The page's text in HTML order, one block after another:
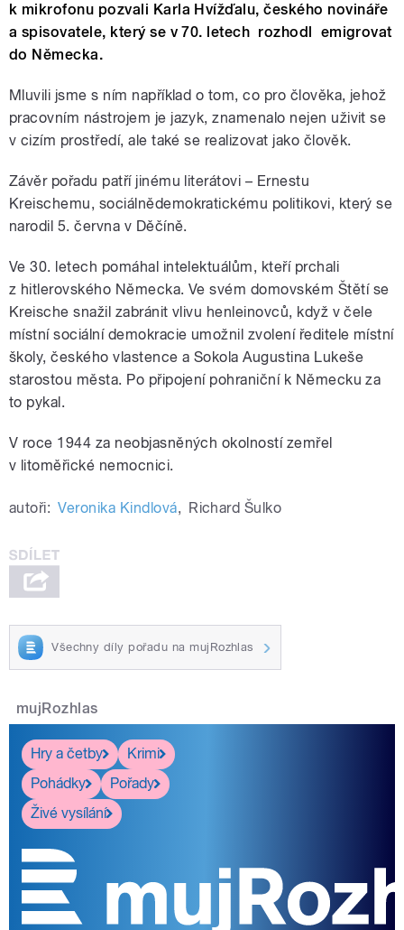
k mikrofonu pozvali Karla Hvížďalu, českého novináře
a spisovatele, který se v 70. letech rozhodl emigrovat
do Německa.
Mluvili jsme s ním například o tom, co pro člověka, jehož
pracovním nástrojem je jazyk, znamenalo nejen uživit se
v cizím prostředí, ale také se realizovat jako člověk.
Závěr pořadu patří jinému literátovi – Ernestu
Kreischemu, sociálnědemokratickému politikovi, který se
narodil 5. června v Děčíně.
Ve 30. letech pomáhal intelektuálům, kteří prchali
z hitlerovského Německa. Ve svém domovském Štětí se
Kreische snažil zabránit vlivu henleinovců, když v čele
místní sociální demokracie umožnil zvolení ředitele místní
školy, českého vlastence a Sokola Augustina Lukeše
starostou města. Po připojení pohraniční k Německu za
to pykal.
V roce 1944 za neobjasněných okolností zemřel
v litoměřické nemocnici.
autoři: Veronika Kindlová, Richard Šulko
Všechny díly pořadu na mujRozhlas
mujRozhlas
Hry a četby
Krimi
Pohádky
Pořady
Živé vysílání